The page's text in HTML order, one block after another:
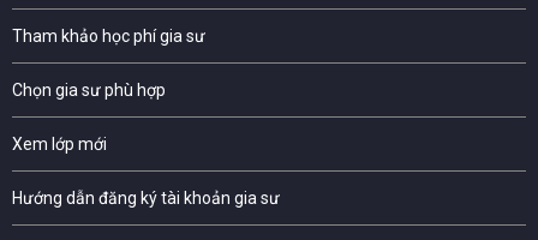
Tham khảo học phí gia sư
Chọn gia sư phù hợp
Xem lớp mới
Hướng dẫn đăng ký tài khoản gia sư